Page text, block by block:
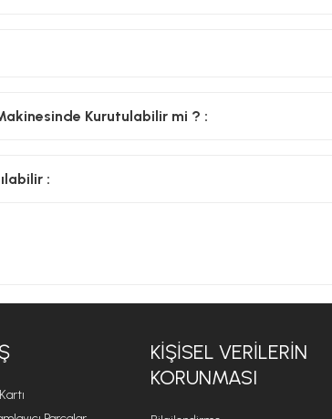
Kurutulabilir mi ? :
:
KIŞISEL VERILERIN
KORUNMASI